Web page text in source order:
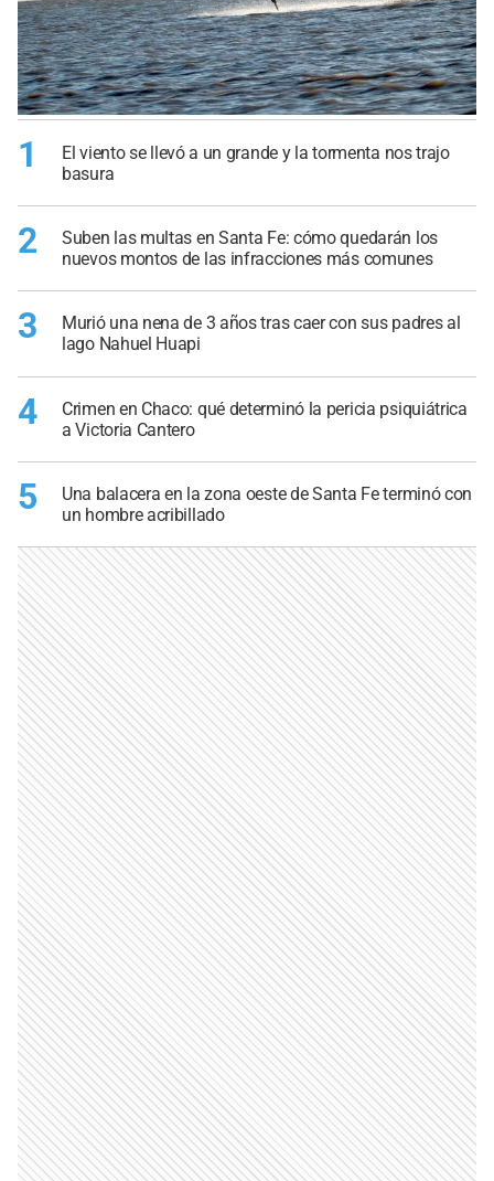
1
El viento se llevó a un grande y la tormenta nos trajo
basura
2
Suben las multas en Santa Fe: cómo quedarán los
nuevos montos de las infracciones más comunes
3
Murió una nena de 3 años tras caer con sus padres al
lago Nahuel Huapi
4
Crimen en Chaco: qué determinó la pericia psiquiátrica
a Victoria Cantero
5
Una balacera en la zona oeste de Santa Fe terminó con
un hombre acribillado